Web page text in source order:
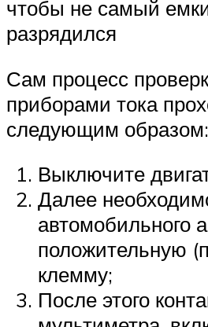
чтобы не самый
разрядился
Сам процесс
приборами тока
следующим образом:
Выключите
Далее
автомобильного
положительную
клемму;
После этого